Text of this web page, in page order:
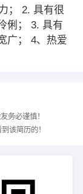
； 2. 具有很
俐； 3. 具有
广； 4、热爱
务必谨慎！
该简历的！